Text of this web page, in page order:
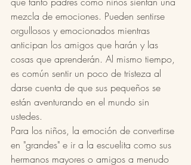
mezcla de emociones. Pueden sentirse
orgullosos y emocionados mientras
anticipan los amigos que harán y las
cosas que aprenderán. Al mismo tiempo,
es común sentir un poco de tristeza al
darse cuenta de que sus pequeños se
están aventurando en el mundo sin
ustedes.
Para los niños, la emoción de convertirse
en "grandes" e ir a la escuelita como sus
hermanos mayores o amigos a menudo